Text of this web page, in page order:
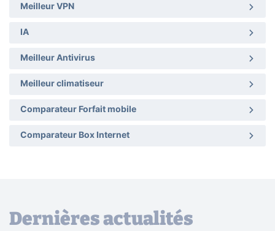
Meilleur VPN
IA
Meilleur Antivirus
Meilleur climatiseur
Comparateur Forfait mobile
Comparateur Box Internet
Dernières actualités